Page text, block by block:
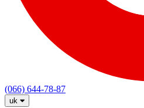
(066) 644-78-87
uk